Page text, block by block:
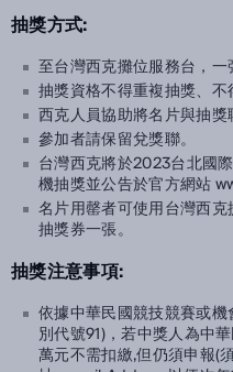
抽獎方式:
至台灣西克攤位服務台，一
抽獎資格不得重複抽獎、不
西克人員協助將名片與抽獎
參加者請保留兌獎聯。
台灣西克將於2023台北國
機抽獎並公告於官方網站
名片用罄者可使用台灣西
抽獎券一張。
抽獎注意事項:
依據中華民國競技競賽或
別代號91)，若中獎人為中
萬元不需扣繳,但仍須申報(